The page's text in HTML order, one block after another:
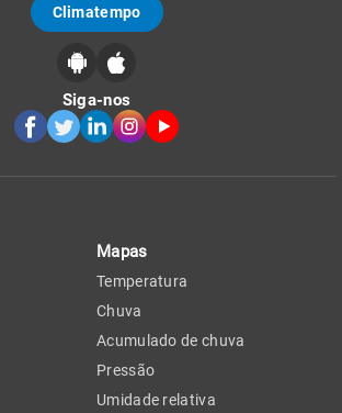
Climatempo
Siga-nos
Mapas
Temperatura
Chuva
Acumulado de chuva
Pressão
Umidade relativa